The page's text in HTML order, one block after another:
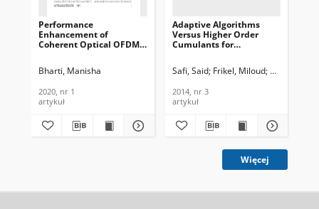
Performance
Enhancement of
Coherent Optical OFDM
Telecommunications and
2020, nr 4
Bharti, Manisha
2020, nr 1
artykuł
Adaptive Algorithms
Versus Higher Order
Cumulants for
CDMA, Journal of
Information Technology,
2014, nr 3
Safi, Said Frikel, Miloud Sabri,
2014, nr 3
artykuł
Więcej